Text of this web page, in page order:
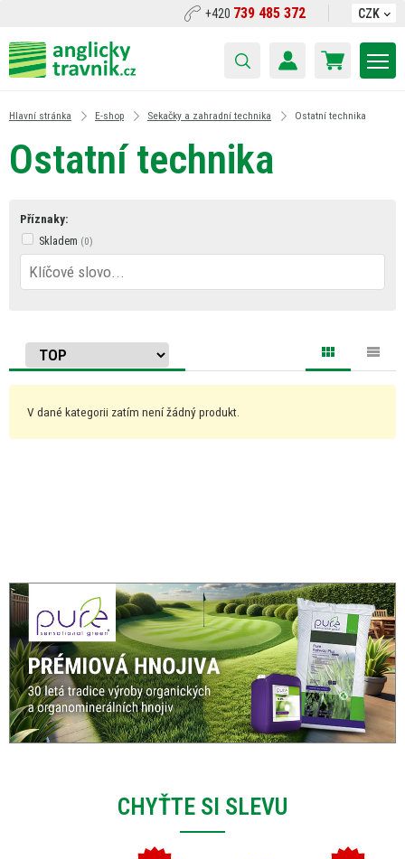
+420 739 485 372 CZK
Hlavní stránka E-shop Sekačky a zahradní technika Ostatní technika
Ostatní technika
Příznaky:
Skladem
V dané kategorii zatím není žádný produkt.
CHYŤTE SI SLEVU